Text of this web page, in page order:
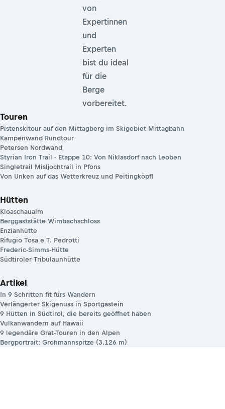
von
Expertinnen
und
Experten
bist du ideal
für die
Berge
vorbereitet.
Touren
Pistenskitour auf den Mittagberg im Skigebiet Mittagbahn
Kampenwand Rundtour
Petersen Nordwand
Styrian Iron Trail - Etappe 10: Von Niklasdorf nach Leoben
Singletrail Misljochtrail in Pfons
Von Unken auf das Wetterkreuz und Peitingköpfl
Hütten
Kloaschaualm
Berggaststätte Wimbachschloss
Enzianhütte
Rifugio Tosa e T. Pedrotti
Frederic-Simms-Hütte
Südtiroler Tribulaunhütte
Artikel
In 9 Schritten fit fürs Wandern
Verlängerter Skigenuss in Sportgastein
9 Hütten in Südtirol, die bereits geöffnet haben
Vulkanwandern auf Hawaii
9 legendäre Grat-Touren in den Alpen
Bergportrait: Grohmannspitze (3.126 m)